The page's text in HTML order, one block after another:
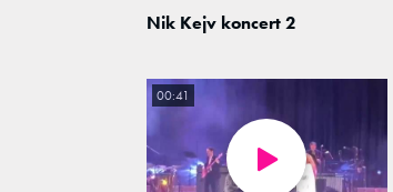
Nik Kejv koncert 2
00:41